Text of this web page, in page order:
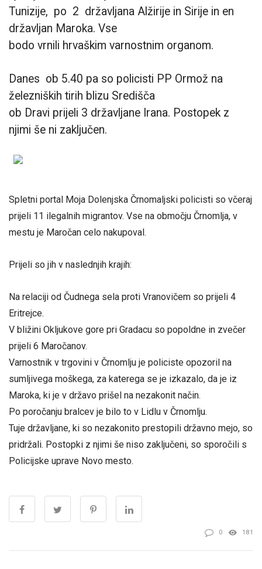
Tunizije, po 2 državljana Alžirije in Sirije in en
državljan Maroka. Vse
bodo vrnili hrvaškim varnostnim organom.
Danes ob 5.40 pa so policisti PP Ormož na
železniških tirih blizu Središča
ob Dravi prijeli 3 državljane Irana. Postopek z
njimi še ni zaključen.
Spletni portal Moja Dolenjska Črnomaljski policisti so včeraj
prijeli 11 ilegalnih migrantov. Vse na območju Črnomlja, v
mestu je Maročan celo nakupoval.
Prijeli so jih v naslednjih krajih:
Na relaciji od Čudnega sela proti Vranovičem so prijeli 4
Eritrejce.
V bližini Okljukove gore pri Gradacu so popoldne in zvečer
prijeli 6 Maročanov.
Varnostnik v trgovini v Črnomlju je policiste opozoril na
sumljivega moškega, za katerega se je izkazalo, da je iz
Maroka, ki je v državo prišel na nezakonit način.
Po poročanju bralcev je bilo to v Lidlu v Črnomlju.
Tuje državljane, ki so nezakonito prestopili državno mejo, so
pridržali. Postopki z njimi še niso zaključeni, so sporočili s
Policijske uprave Novo mesto.
0 181